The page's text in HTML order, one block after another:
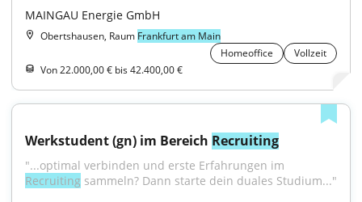
MAINGAU Energie GmbH
Obertshausen, Raum Frankfurt am Main
Homeoffice
Vollzeit
Von 22.000,00 € bis 42.400,00 €
Werkstudent (gn) im Bereich Recruiting
Recruiting sammeln? Dann starte dein duales Studium..."